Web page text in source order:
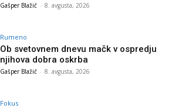
Gašper Blažič - 8. avgusta, 2026
Rumeno
Ob svetovnem dnevu mačk v ospredju
njihova dobra oskrba
Gašper Blažič - 8. avgusta, 2026
Fokus